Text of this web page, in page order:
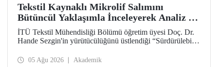
Tekstil Kaynaklı Mikrolif Salımını
Bütüncül Yaklaşımla İnceleyerek Analiz ve
Azaltım Stratejileri Geliştirecek Projeye
TÜBİTAK Desteği
İTÜ Tekstil Mühendisliği Bölümü öğretim üyesi Doç. Dr.
Hande Sezgin'in yürütücülüğünü üstlendiği “Sürdürülebilir
Koşullarına Bağlı Mikrolif Salımı: Aşınma, UV Maruziyeti
05 Ağu 2026 Akademik